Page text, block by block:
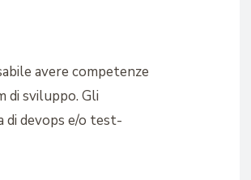
avere competenze
di sviluppo. Gli
devops e/o test-